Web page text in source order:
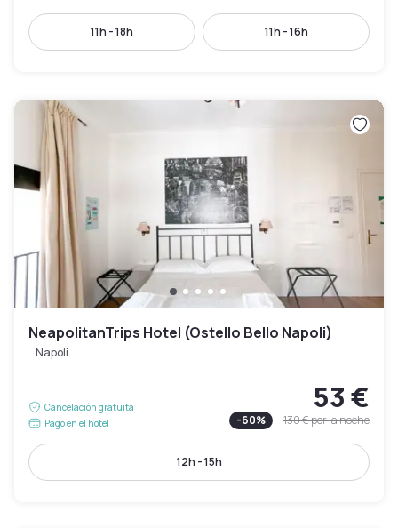
11h - 18h 11h - 16h
NeapolitanTrips Hotel (Ostello Bello Napoli)
Napoli
Cancelación gratuita
Pago en el hotel
53 €
-60% 130 €por la noche
12h - 15h